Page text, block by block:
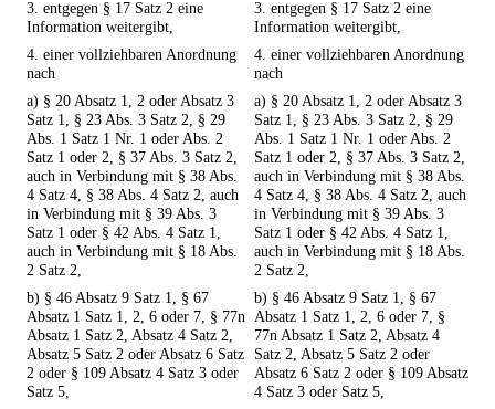
3. entgegen § 17 Satz 2 eine
Information weitergibt,
3. entgegen § 17 Satz 2 eine
Information weitergibt,
4. einer vollziehbaren Anordnung
nach
4. einer vollziehbaren Anordnung
nach
a) § 20 Absatz 1, 2 oder Absatz 3
Satz 1, § 23 Abs. 3 Satz 2, § 29
Abs. 1 Satz 1 Nr. 1 oder Abs. 2
Satz 1 oder 2, § 37 Abs. 3 Satz 2,
auch in Verbindung mit § 38 Abs.
4 Satz 4, § 38 Abs. 4 Satz 2, auch
in Verbindung mit § 39 Abs. 3
Satz 1 oder § 42 Abs. 4 Satz 1,
auch in Verbindung mit § 18 Abs.
2 Satz 2,
a) § 20 Absatz 1, 2 oder Absatz 3
Satz 1, § 23 Abs. 3 Satz 2, § 29
Abs. 1 Satz 1 Nr. 1 oder Abs. 2
Satz 1 oder 2, § 37 Abs. 3 Satz 2,
auch in Verbindung mit § 38 Abs.
4 Satz 4, § 38 Abs. 4 Satz 2, auch
in Verbindung mit § 39 Abs. 3
Satz 1 oder § 42 Abs. 4 Satz 1,
auch in Verbindung mit § 18 Abs.
2 Satz 2,
b) § 46 Absatz 9 Satz 1, § 67
Absatz 1 Satz 1, 2, 6 oder 7, § 77n
Absatz 1 Satz 2, Absatz 4 Satz 2,
Absatz 5 Satz 2 oder Absatz 6 Satz
2 oder § 109 Absatz 4 Satz 3 oder
Satz 5,
b) § 46 Absatz 9 Satz 1, § 67
Absatz 1 Satz 1, 2, 6 oder 7, §
77n Absatz 1 Satz 2, Absatz 4
Satz 2, Absatz 5 Satz 2 oder
Absatz 6 Satz 2 oder § 109 Absatz
4 Satz 3 oder Satz 5,